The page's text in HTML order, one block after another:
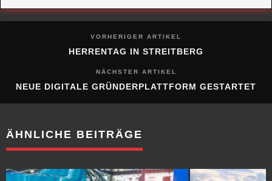
VORHERIGER ARTIKEL
HERRENTAG IN STREITBERG
NÄCHSTER ARTIKEL
NEUE DIGITALE GRÜNDERPLATTFORM GESTARTET
ÄHNLICHE BEITRÄGE